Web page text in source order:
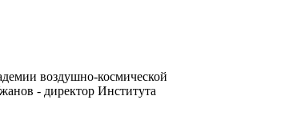
воздушно-космической
- директор Института